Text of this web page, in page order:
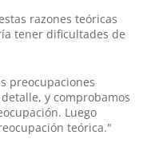
razones teóricas
tener dificultades de
preocupaciones
y comprobamos
Luego
teórica."